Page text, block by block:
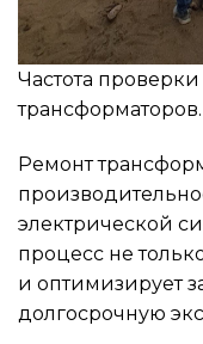
Частота
трансформаторов.
Ремонт
электрической
процесс не
и оптимизирует
долгосрочную